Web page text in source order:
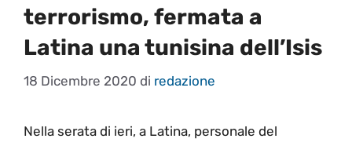
terrorismo, fermata a
Latina una tunisina dell’Isis
18 Dicembre 2020 di redazione
Nella serata di ieri, a Latina, personale del